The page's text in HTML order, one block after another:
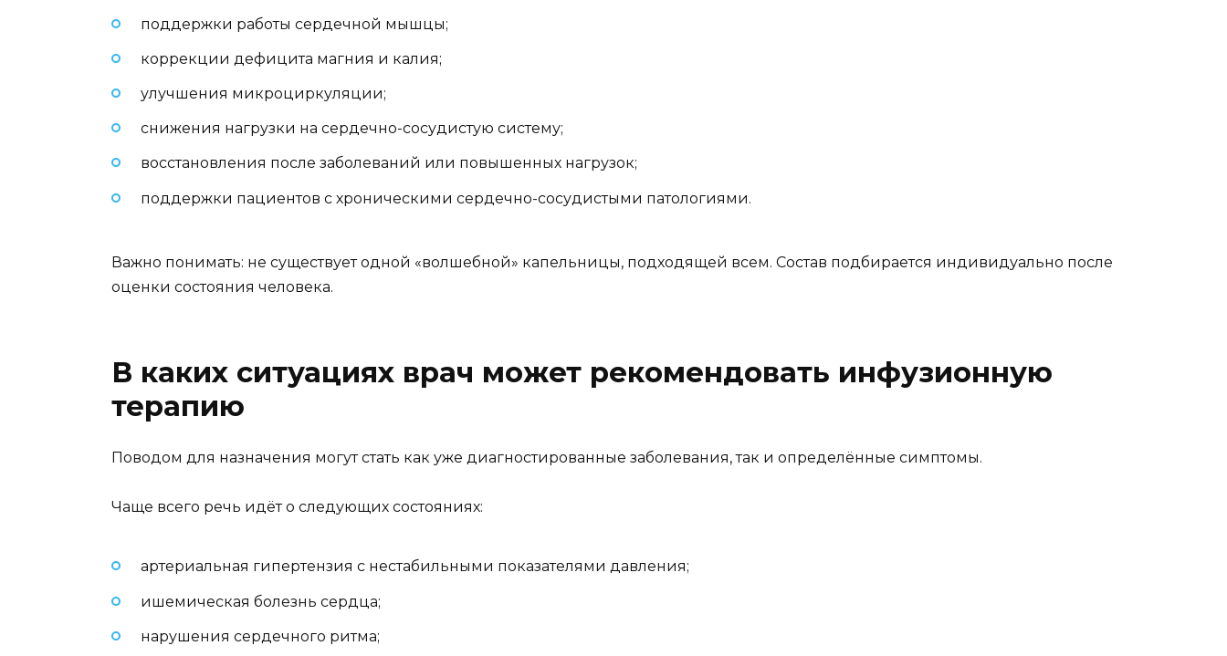
поддержки работы сердечной мышцы;
коррекции дефицита магния и калия;
улучшения микроциркуляции;
снижения нагрузки на сердечно-сосудистую систему;
восстановления после заболеваний или повышенных нагрузок;
поддержки пациентов с хроническими сердечно-сосудистыми патологиями.
Важно понимать: не существует одной «волшебной» капельницы, подходящей всем. Состав подбирается индивидуально после
оценки состояния человека.
В каких ситуациях врач может рекомендовать инфузионную
терапию
Поводом для назначения могут стать как уже диагностированные заболевания, так и определённые симптомы.
Чаще всего речь идёт о следующих состояниях:
артериальная гипертензия с нестабильными показателями давления;
ишемическая болезнь сердца;
нарушения сердечного ритма;